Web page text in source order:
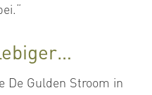
De Gulden Stroom in